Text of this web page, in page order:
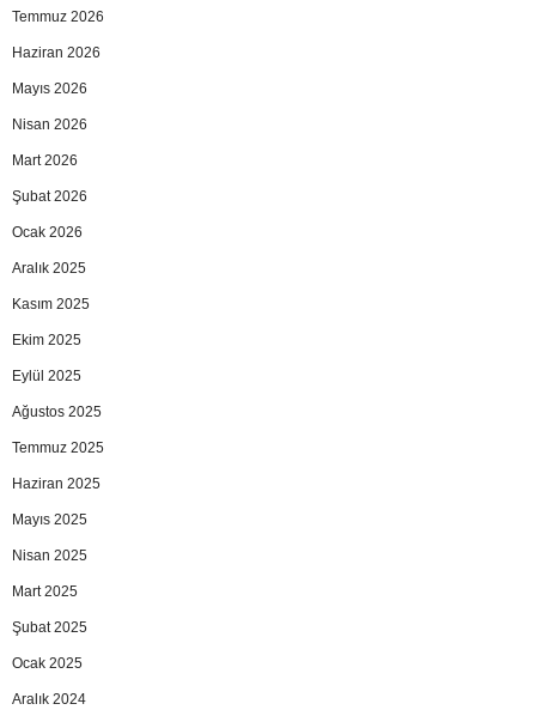
Temmuz 2026
Haziran 2026
Mayıs 2026
Nisan 2026
Mart 2026
Şubat 2026
Ocak 2026
Aralık 2025
Kasım 2025
Ekim 2025
Eylül 2025
Ağustos 2025
Temmuz 2025
Haziran 2025
Mayıs 2025
Nisan 2025
Mart 2025
Şubat 2025
Ocak 2025
Aralık 2024